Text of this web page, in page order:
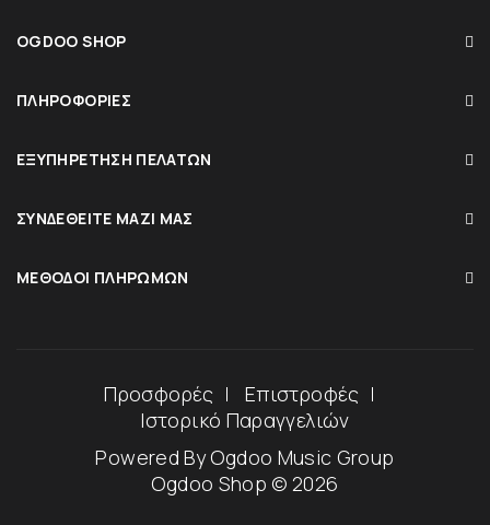
OGDOO SHOP
ΠΛΗΡΟΦΟΡΊΕΣ
ΕΞΥΠΗΡΈΤΗΣΗ ΠΕΛΑΤΏΝ
ΣΥΝΔΕΘΕΊΤΕ ΜΑΖΊ ΜΑΣ
ΜΈΘΟΔΟΙ ΠΛΗΡΩΜΏΝ
Προσφορές
Επιστροφές
Ιστορικό Παραγγελιών
Powered ByOgdoo Music Group
Ogdoo Shop © 2026